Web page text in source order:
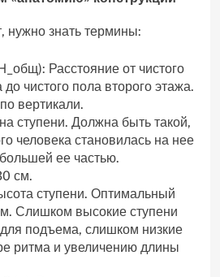
нужно знать термины:
Расстояние от чистого
чистого пола второго этажа.
вертикали.
ступени. Должна быть такой,
человека становилась на нее
ее частью.
см.
ступени. Оптимальный
Слишком высокие ступени
подъема, слишком низкие
ритма и увеличению длины